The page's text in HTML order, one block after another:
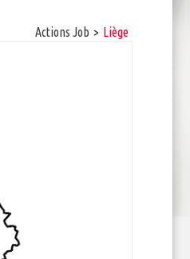
Actions Job > Liège